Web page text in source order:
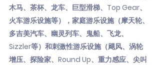
木马、茶杯、龙车、巨型滑梯、Top Gear、
火车游乐设施等），家庭游乐设施（摩天轮、
多吉美汽车、幽灵列车、鬼船、飞龙、
Sizzler等）和刺激性游乐设施（飓风、涡轮
增压、探险家、Round Up、重力感应、尖叫